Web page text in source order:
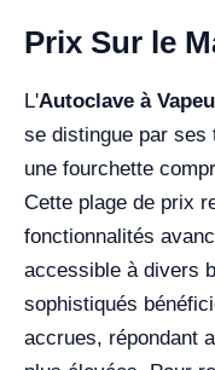
Prix Sur le
L'Autoclave à
se distingue par
une fourchette
Cette plage de prix
fonctionnalités
accessible à divers
sophistiqués
accrues, répondant